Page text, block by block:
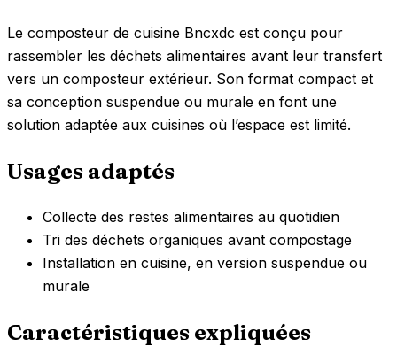
Le composteur de cuisine Bncxdc est conçu pour
rassembler les déchets alimentaires avant leur transfert
vers un composteur extérieur. Son format compact et
sa conception suspendue ou murale en font une
solution adaptée aux cuisines où l’espace est limité.
Usages adaptés
Collecte des restes alimentaires au quotidien
Tri des déchets organiques avant compostage
Installation en cuisine, en version suspendue ou
murale
Caractéristiques expliquées